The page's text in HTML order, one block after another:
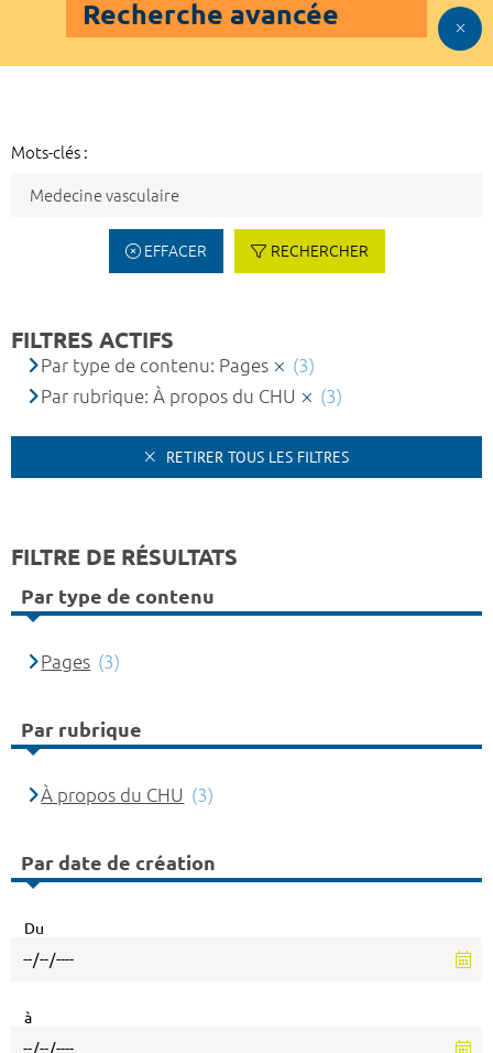
Recherche avancée
Mots-clés :
EFFACER RECHERCHER
FILTRES ACTIFS
Par type de contenu: Pages
(3)
Par rubrique: À propos du CHU
(3)
RETIRER TOUS LES FILTRES
FILTRE DE RÉSULTATS
Par type de contenu
Pages (3)
Par rubrique
À propos du CHU (3)
Par date de création
Du
à